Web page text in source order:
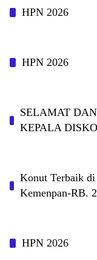
HPN 2026
HPN 2026
SELAMAT
KEPALA
Konut Terbaik
Kemenpan-RB.
HPN 2026